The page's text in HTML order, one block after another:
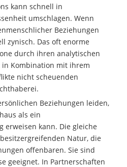
kann schnell in
umschlagen. Wenn
Beziehungen
zynisch. Das oft enorme
durch ihren analytischen
Kombination mit ihrem
nicht scheuenden
Beziehungen leiden,
als ein
erweisen kann. Die gleiche
Natur, die
offenbaren. Sie sind
geeignet. In Partnerschaften